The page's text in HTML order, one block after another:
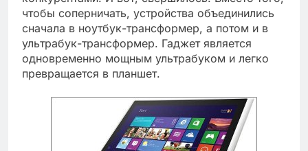
чтобы соперничать, устройства объединились
сначала в ноутбук-трансформер, а потом и в
ультрабук-трансформер. Гаджет является
одновременно мощным ультрабуком и легко
превращается в планшет.